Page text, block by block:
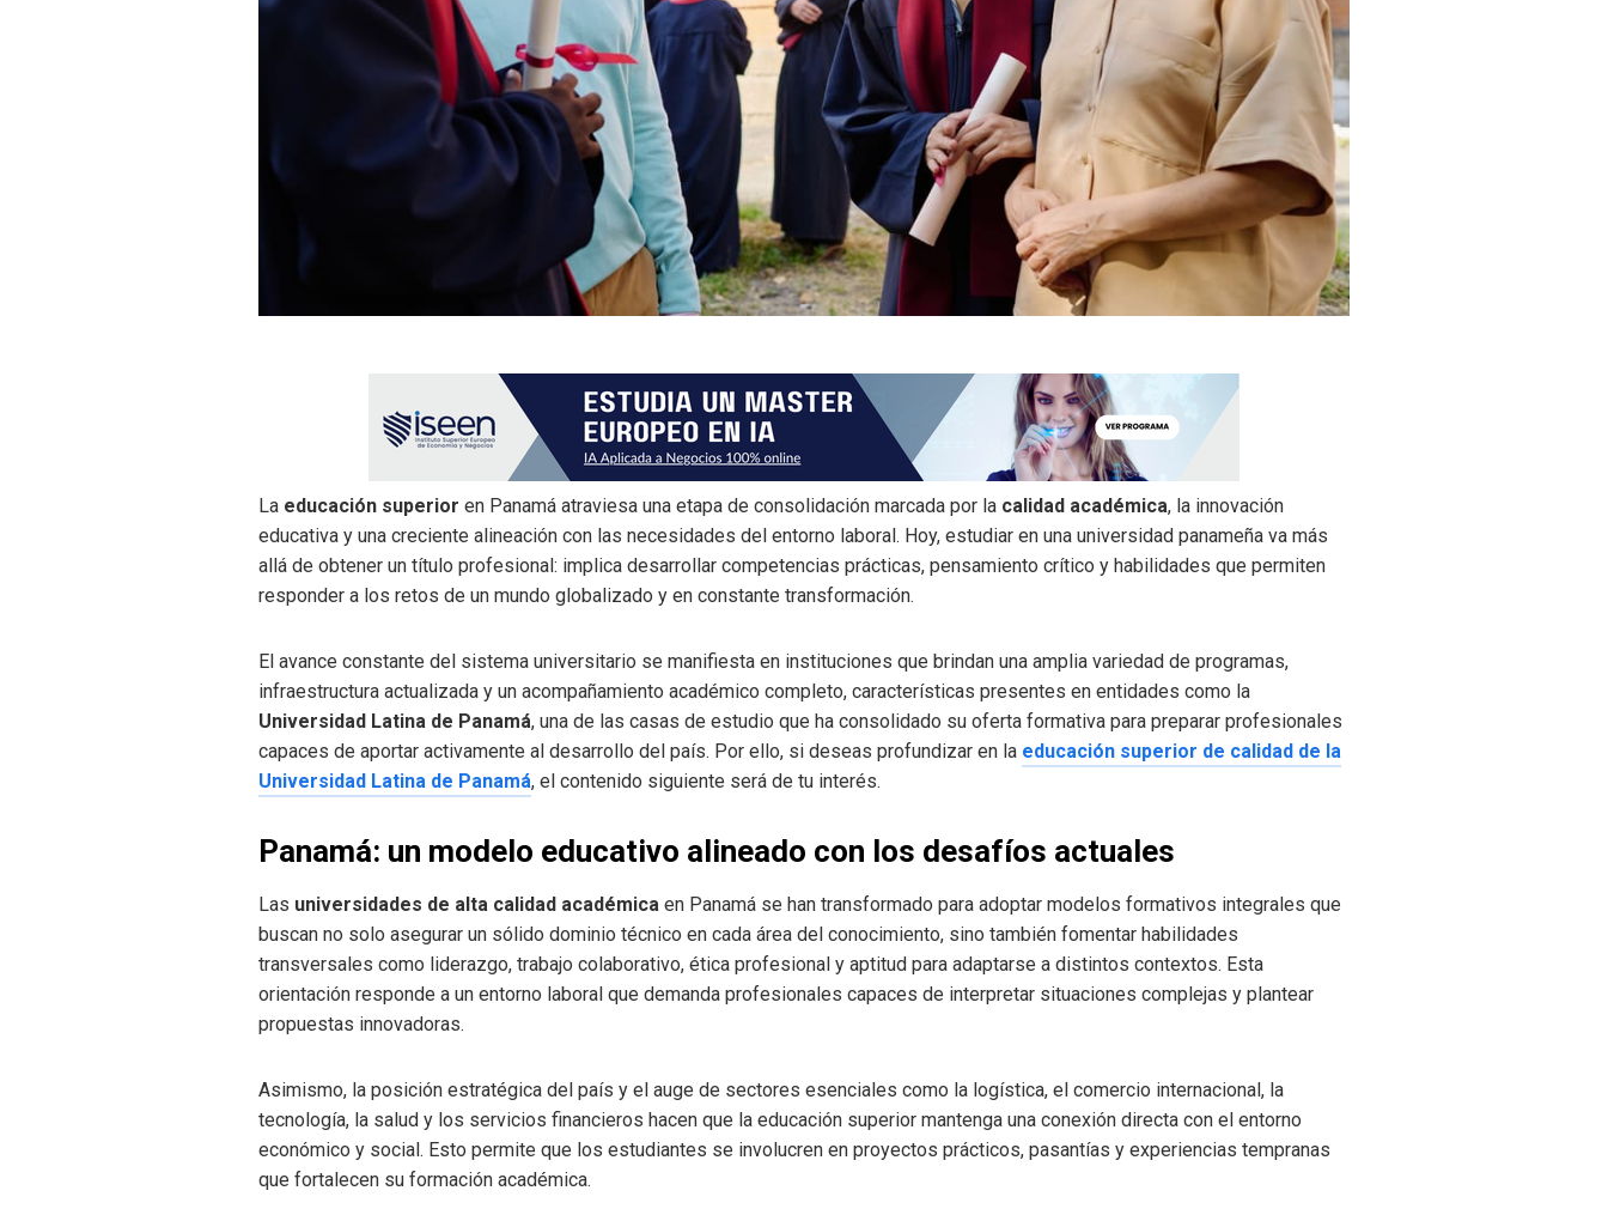
La educación superior en Panamá atraviesa una etapa de consolidación marcada por la calidad académica, la innovación
educativa y una creciente alineación con las necesidades del entorno laboral. Hoy, estudiar en una universidad panameña va más
allá de obtener un título profesional: implica desarrollar competencias prácticas, pensamiento crítico y habilidades que permiten
responder a los retos de un mundo globalizado y en constante transformación.
El avance constante del sistema universitario se manifiesta en instituciones que brindan una amplia variedad de programas,
infraestructura actualizada y un acompañamiento académico completo, características presentes en entidades como la
Universidad Latina de Panamá, una de las casas de estudio que ha consolidado su oferta formativa para preparar profesionales
capaces de aportar activamente al desarrollo del país. Por ello, si deseas profundizar en la educación superior de calidad de la
Universidad Latina de Panamá, el contenido siguiente será de tu interés.
Panamá: un modelo educativo alineado con los desafíos actuales
Las universidades de alta calidad académica en Panamá se han transformado para adoptar modelos formativos integrales que
buscan no solo asegurar un sólido dominio técnico en cada área del conocimiento, sino también fomentar habilidades
transversales como liderazgo, trabajo colaborativo, ética profesional y aptitud para adaptarse a distintos contextos. Esta
orientación responde a un entorno laboral que demanda profesionales capaces de interpretar situaciones complejas y plantear
propuestas innovadoras.
Asimismo, la posición estratégica del país y el auge de sectores esenciales como la logística, el comercio internacional, la
tecnología, la salud y los servicios financieros hacen que la educación superior mantenga una conexión directa con el entorno
económico y social. Esto permite que los estudiantes se involucren en proyectos prácticos, pasantías y experiencias tempranas
que fortalecen su formación académica.